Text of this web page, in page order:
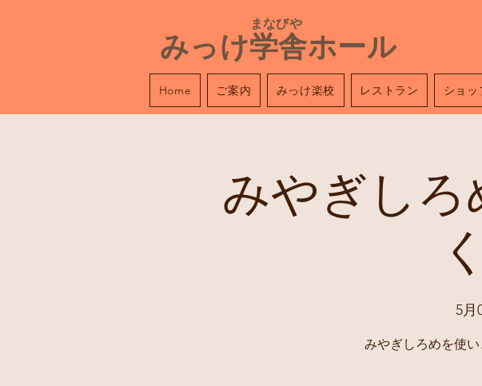
​ まなびや
みっけ学舎ホール
Home ご案内 みっけ楽校 レストラン ショッ
みやぎし
5月
みやぎしろめを使